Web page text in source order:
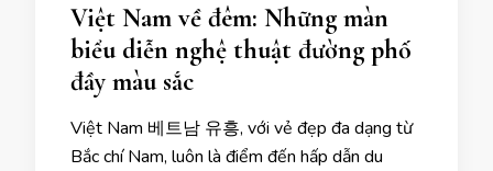
Việt Nam về đêm: Những màn
biểu diễn nghệ thuật đường phố
đầy màu sắc
Việt Nam 베트남 유흥, với vẻ đẹp đa dạng từ
Bắc chí Nam, luôn là điểm đến hấp dẫn du